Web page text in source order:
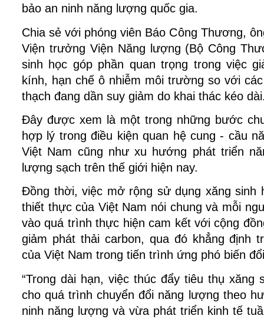
bảo an ninh năng lượng quốc gia.
Chia sẻ với phóng viên Báo Công Thương,
Viện trưởng Viện Năng lượng (Bộ Công
sinh học góp phần quan trọng trong việc
kính, hạn chế ô nhiễm môi trường so với
thạch đang dần suy giảm do khai thác kéo
Đây được xem là một trong những bước
hợp lý trong điều kiện quan hệ cung - cầu
Việt Nam cũng như xu hướng phát triển
lượng sạch trên thế giới hiện nay.
Đồng thời, việc mở rộng sử dụng xăng sinh
thiết thực của Việt Nam nói chung và mỗi
vào quá trình thực hiện cam kết với cộng
giảm phát thải carbon, qua đó khẳng định
của Việt Nam trong tiến trình ứng phó biến
“Trong dài hạn, việc thúc đẩy tiêu thụ xăng
cho quá trình chuyển đổi năng lượng theo
ninh năng lượng và vừa phát triển kinh tế